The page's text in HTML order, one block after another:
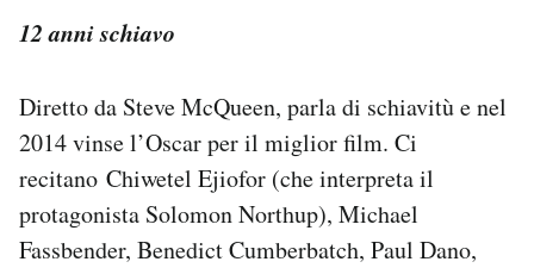
12 anni schiavo
Diretto da Steve McQueen, parla di schiavitù e nel
2014 vinse l’Oscar per il miglior film. Ci
recitano Chiwetel Ejiofor (che interpreta il
protagonista Solomon Northup), Michael
Fassbender, Benedict Cumberbatch, Paul Dano,